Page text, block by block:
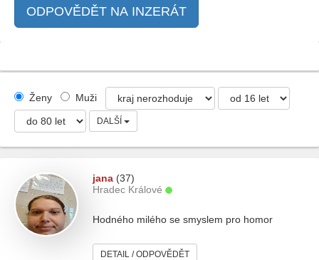
ODPOVĚDĚT NA INZERÁT
Ženy Muži
DALŠÍ
jana (37)
Hradec Králové
Hodného milého se smyslem pro homor
DETAIL / ODPOVĚDĚT